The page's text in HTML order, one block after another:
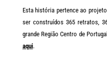
Esta história pertence ao
ser construídos 365 retratos,
grande Região Centro de
aqui.